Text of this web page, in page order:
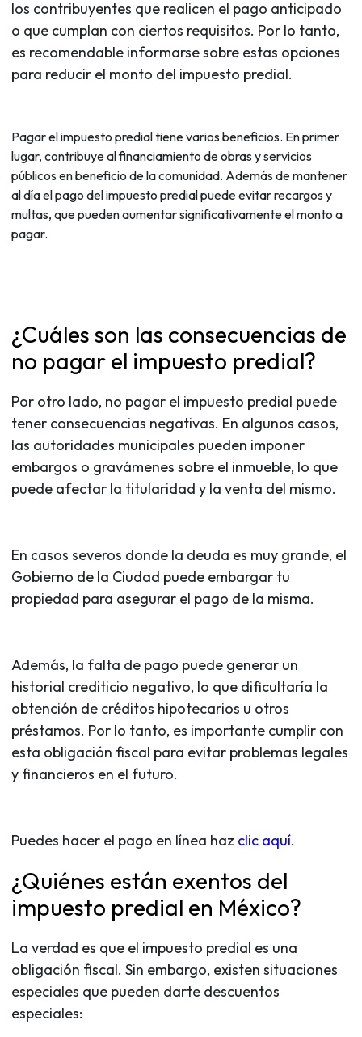
los contribuyentes que realicen el pago anticipado
o que cumplan con ciertos requisitos. Por lo tanto,
es recomendable informarse sobre estas opciones
para reducir el monto del impuesto predial.
Pagar el impuesto predial tiene varios beneficios. En primer
lugar, contribuye al financiamiento de obras y servicios
públicos en beneficio de la comunidad. Además de mantener
al día el pago del impuesto predial puede evitar recargos y
multas, que pueden aumentar significativamente el monto a
pagar.
¿Cuáles son las consecuencias de
no pagar el impuesto predial?
Por otro lado, no pagar el impuesto predial puede
tener consecuencias negativas. En algunos casos,
las autoridades municipales pueden imponer
embargos o gravámenes sobre el inmueble, lo que
puede afectar la titularidad y la venta del mismo.
En casos severos donde la deuda es muy grande, el
Gobierno de la Ciudad puede embargar tu
propiedad para asegurar el pago de la misma.
Además, la falta de pago puede generar un
historial crediticio negativo, lo que dificultaría la
obtención de créditos hipotecarios u otros
préstamos. Por lo tanto, es importante cumplir con
esta obligación fiscal para evitar problemas legales
y financieros en el futuro.
Puedes hacer el pago en línea haz clic aquí.
¿Quiénes están exentos del
impuesto predial en México?
La verdad es que el impuesto predial es una
obligación fiscal. Sin embargo, existen situaciones
especiales que pueden darte descuentos
especiales: